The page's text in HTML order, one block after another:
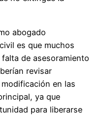
abogado
es que muchos
de asesoramiento
revisar
en las
ya que
para liberarse